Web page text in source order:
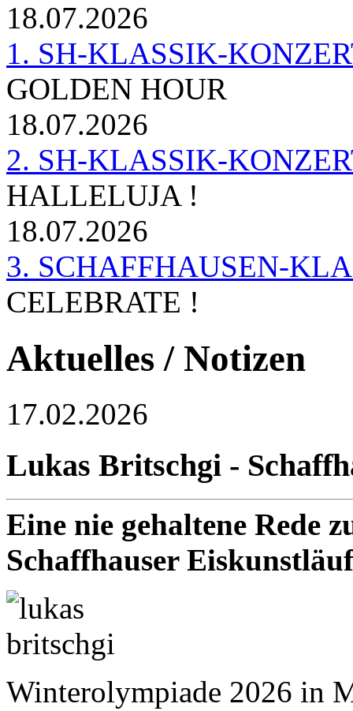
18.07.2026
1. SH-KLASSIK-
GOLDEN HOUR
18.07.2026
2. SH-KLASSIK-
HALLELUJA !
18.07.2026
3. SCHAFFHAUSEN-
CELEBRATE !
Aktuelles / Notizen
17.02.2026
Lukas Britschgi -
Eine nie gehaltene Rede
Schaffhauser
Winterolympiade 2026 in